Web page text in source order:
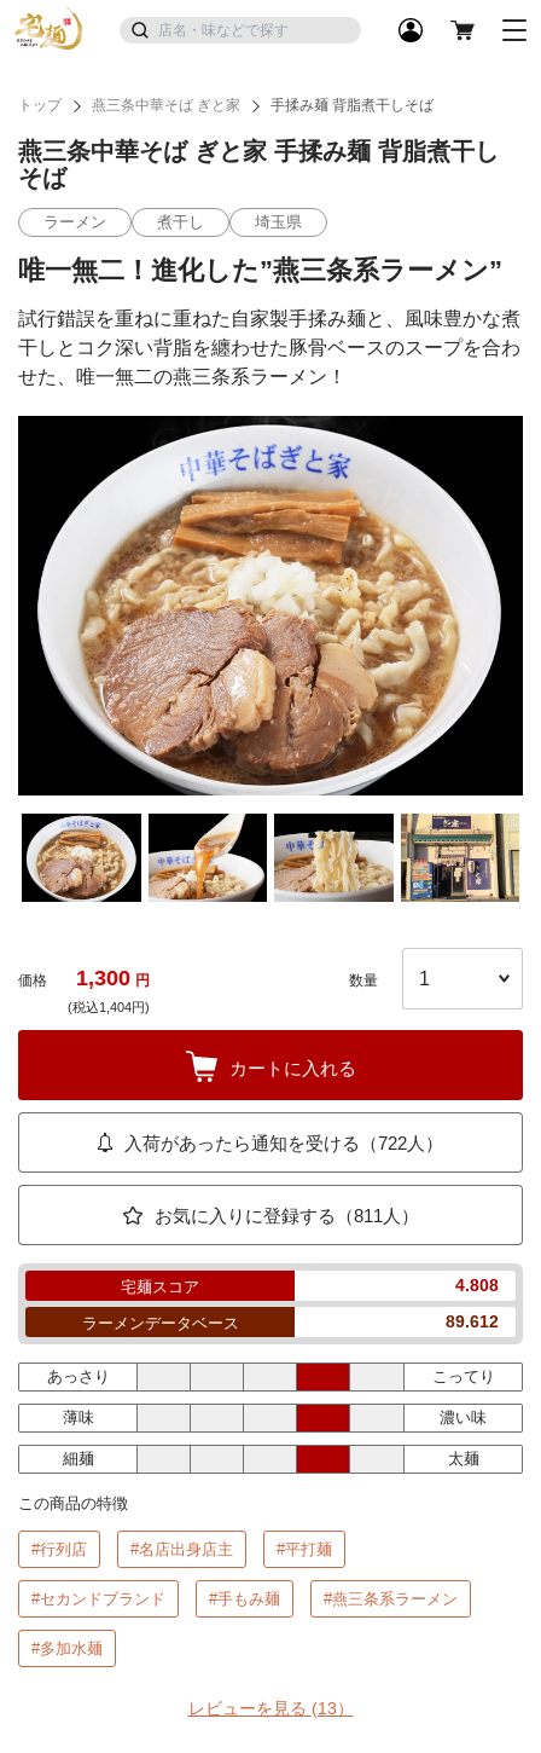
トップ 燕三条中華そば ぎと家 手揉み麺 背脂煮干しそば
燕三条中華そば ぎと家 手揉み麺 背脂煮干し
そば
ラーメン 煮干し 埼玉県
唯一無二！進化した”燕三条系ラーメン”
試行錯誤を重ねに重ねた自家製手揉み麺と、風味豊かな煮
干しとコク深い背脂を纏わせた豚骨ベースのスープを合わ
せた、唯一無二の燕三条系ラーメン！
価格 1,300 円
(税込1,404円)
数量
カートに入れる
入荷があったら通知を受ける（722人）
お気に入りに登録する（811人）
宅麺スコア 4.808
ラーメンデータベース 89.612
あっさり こってり
薄味 濃い味
細麺 太麺
この商品の特徴
#行列店 #名店出身店主 #平打麺
#セカンドブランド #手もみ麺 #燕三条系ラーメン
#多加水麺
レビューを見る (13）